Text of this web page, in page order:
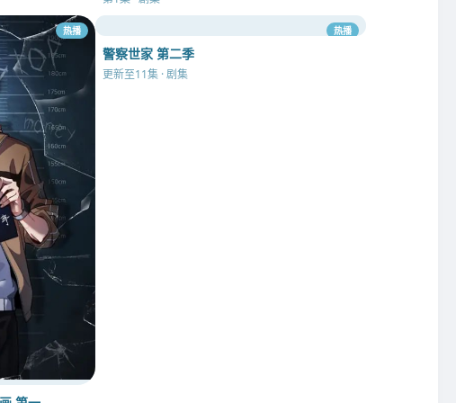
热播 热播
警察世家 第二季
更新至11集 · 剧集